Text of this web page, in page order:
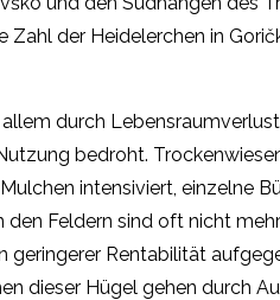
Zahl der Heidelerchen in
durch
bedroht.
intensiviert, einzelne
den Feldern sind oft nicht
geringerer Rentabilität
dieser Hügel gehen durch